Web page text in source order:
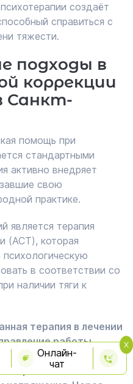
создаёт
справиться с
тяжести.
подходы в
коррекции
Санкт-
помощь при
стандартными
активно внедряет
свою
практике.
является терапия
(ACT), которая
психологическую
в соответствии со
наличии тяги к
терапия в лечении
работы
связь с телом,
физические
Онлайн-
чат